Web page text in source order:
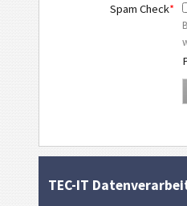
Spam Check*
TEC-IT